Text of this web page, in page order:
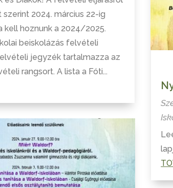
2024. március 22-ig
kell hoznunk a 2024/2025.
beiskolázás felvételi
jegyzék tartalmazza az
rangsort. A lista a Fóti...